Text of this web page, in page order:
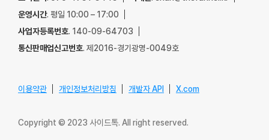
운영시간. 평일 10:00 – 17:00
사업자등록번호. 140-09-64703
통신판매업신고번호. 제2016-경기광명-0049호
이용약관 개인정보처리방침 개발자 API X.com
Copyright © 2023 사이드톡. All right reserved.